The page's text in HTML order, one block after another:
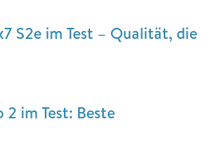
S2e im Test – Qualität, die
2 im Test: Beste